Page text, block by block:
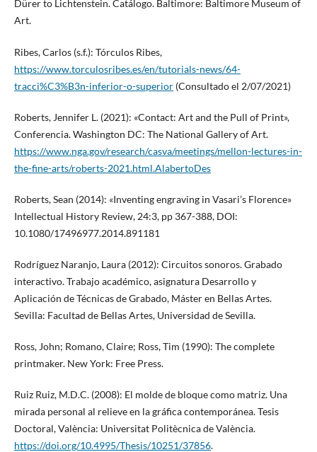
Dürer to Lichtenstein. Catálogo. Baltimore: Baltimore Museum of
Art.
Ribes, Carlos (s.f.): Tórculos Ribes,
https://www.torculosribes.es/en/tutorials-news/64-
tracci%C3%B3n-inferior-o-superior(Consultado el 2/07/2021)
Roberts, Jennifer L. (2021): «Contact: Art and the Pull of Print»,
Conferencia. Washington DC: The National Gallery of Art.
https://www.nga.gov/research/casva/meetings/mellon-lectures-in-
the-fine-arts/roberts-2021.html.AlabertoDes
Roberts, Sean (2014): «Inventing engraving in Vasari’s Florence»
Intellectual History Review, 24:3, pp 367-388, DOI:
10.1080/17496977.2014.891181
Rodríguez Naranjo, Laura (2012): Circuitos sonoros. Grabado
interactivo. Trabajo académico, asignatura Desarrollo y
Aplicación de Técnicas de Grabado, Máster en Bellas Artes.
Sevilla: Facultad de Bellas Artes, Universidad de Sevilla.
Ross, John; Romano, Claire; Ross, Tim (1990): The complete
printmaker. New York: Free Press.
Ruiz Ruiz, M.D.C. (2008): El molde de bloque como matriz. Una
mirada personal al relieve en la gráfica contemporánea. Tesis
Doctoral, València: Universitat Politècnica de València.
https://doi.org/10.4995/Thesis/10251/37856.